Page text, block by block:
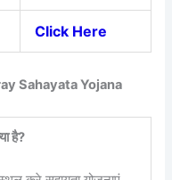
Click Here
Sahayata Yojana
है?